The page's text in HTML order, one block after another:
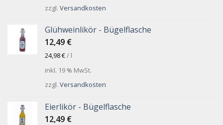
zzgl. Versandkosten
Glühweinlikör - Bügelflasche
12,49 €
24,98€/ l
inkl. 19 % MwSt.
zzgl. Versandkosten
Eierlikör - Bügelflasche
12,49 €